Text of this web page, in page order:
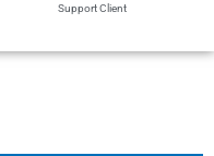
Support Client